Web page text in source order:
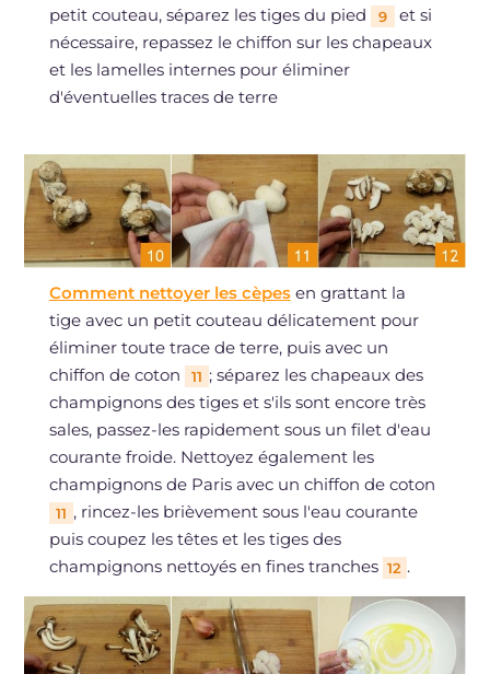
petit couteau, séparez les tiges du pied
9
et si
nécessaire, repassez le chiffon sur les chapeaux
et les lamelles internes pour éliminer
d'éventuelles traces de terre
Comment nettoyer les cèpesen grattant la
tige avec un petit couteau délicatement pour
éliminer toute trace de terre, puis avec un
chiffon de coton
11 ; séparez les chapeaux des
champignons des tiges et s'ils sont encore très
sales, passez-les rapidement sous un filet d'eau
courante froide. Nettoyez également les
champignons de Paris avec un chiffon de coton
11 , rincez-les brièvement sous l'eau courante
puis coupez les têtes et les tiges des
champignons nettoyés en fines tranches 12 .